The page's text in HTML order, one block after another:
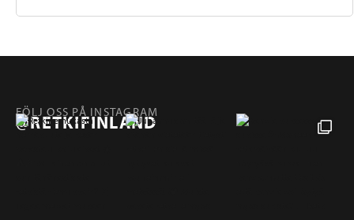
FÖLJ OSS PÅ INSTAGRAM
@RETKIFINLAND